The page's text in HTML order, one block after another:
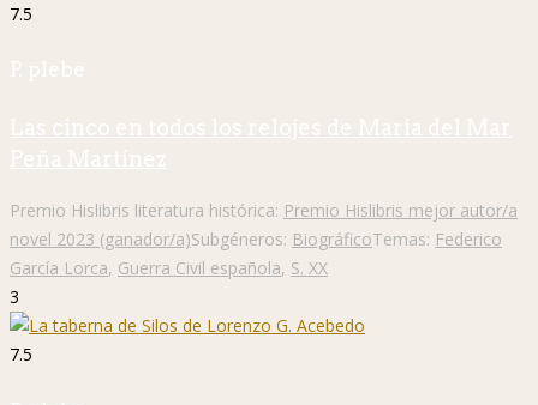
7.5
P. plebe
Las cinco en todos los relojes de María del Mar
Peña Martínez
Premio Hislibris literatura histórica: Premio Hislibris mejor autor/a
novel 2023 (ganador/a)Subgéneros: BiográficoTemas: Federico
García Lorca, Guerra Civil española, S. XX
3
7.5